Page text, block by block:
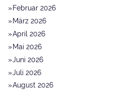
Februar 2026
März 2026
April 2026
Mai 2026
Juni 2026
Juli 2026
August 2026